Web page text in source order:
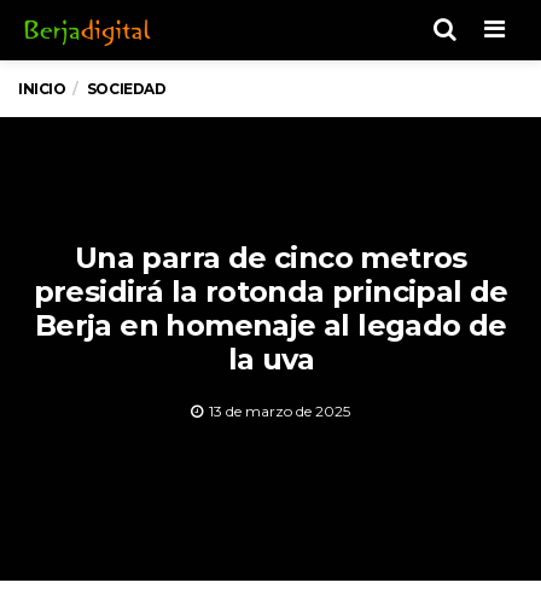
INICIO SOCIEDAD
Una parra de cinco metros
presidirá la rotonda principal de
Berja en homenaje al legado de
la uva
13 de marzo de 2025